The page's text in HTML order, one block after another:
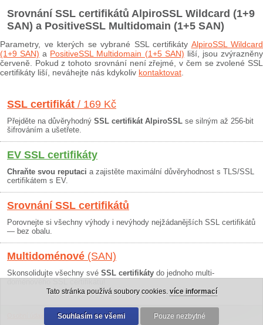
Srovnání SSL certifikátů AlpiroSSL Wildcard (1+9
SAN) a PositiveSSL Multidomain (1+5 SAN)
Parametry, ve kterých se vybrané SSL certifikáty AlpiroSSL Wildcard
(1+9 SAN) a PositiveSSL Multidomain (1+5 SAN) liší, jsou zvýrazněny
červeně. Pokud z tohoto srovnání není zřejmé, v čem se zvolené SSL
certifikáty liší, neváhejte nás kdykoliv kontaktovat
SSL certifikát / 169 Kč
Přejděte na důvěryhodný SSL certifikát AlpiroSSL se silným až 256-bit
šifrováním a ušetřete.
EV SSL certifikáty
Chraňte svou reputaci a zajistěte maximální důvěryhodnost s TLS/SSL
certifikátem s EV.
Srovnání SSL certifikátů
Porovnejte si všechny výhody i nevýhody nejžádanějších SSL certifikátů
— bez obalu.
Multidoménové (SAN)
Skonsolidujte všechny své SSL certifikáty do jednoho multi-
Obchodní podmínky|30 dní záruka
Tato stránka používá soubory cookies. více informací
Souhlasím se všemi Pouze nezbytné